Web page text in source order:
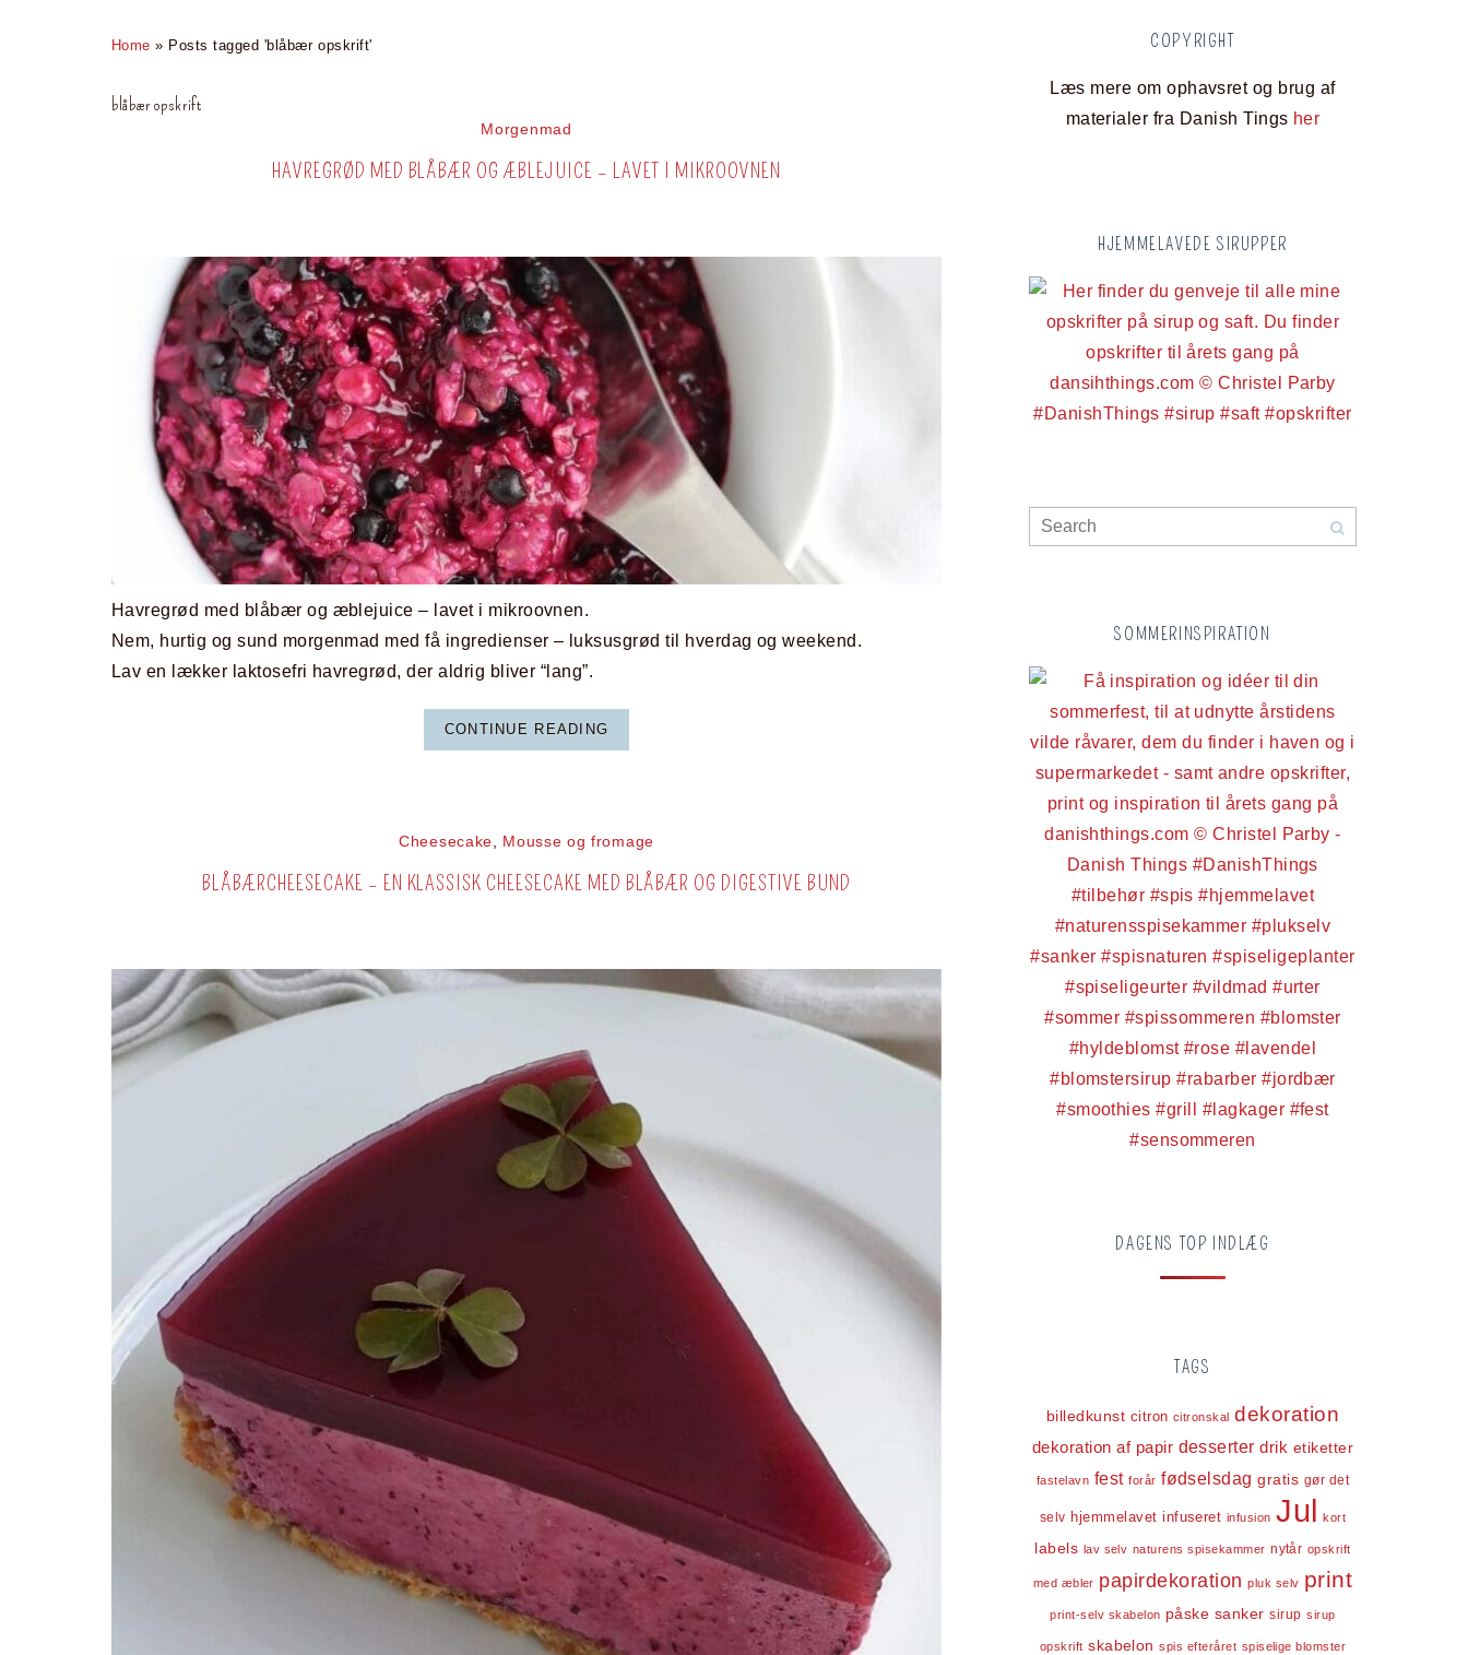
Home » Posts tagged 'blåbær opskrift'
blåbær opskrift
Morgenmad
HAVREGRØD MED BLÅBÆR OG ÆBLEJUICE – LAVET I MIKROOVNEN
Havregrød med blåbær og æblejuice – lavet i mikroovnen.
Nem, hurtig og sund morgenmad med få ingredienser – luksusgrød til hverdag og weekend.
Lav en lækker laktosefri havregrød, der aldrig bliver “lang”.
CONTINUE READING
Cheesecake, Mousse og fromage
BLÅBÆRCHEESECAKE – EN KLASSISK CHEESECAKE MED BLÅBÆR OG DIGESTIVE BUND
COPYRIGHT
Læs mere om ophavsret og brug af
materialer fra Danish Tings her
HJEMMELAVEDE SIRUPPER
SOMMERINSPIRATION
DAGENS TOP INDLÆG
TAGS
billedkunst citron citronskal dekoration
dekoration af papir desserter drik etiketter
fastelavn fest forår fødselsdag gratis gør det
selv hjemmelavet infuseret infusion Jul kort
labels lav selv naturens spisekammer nytår opskrift
med æbler papirdekoration pluk selv print
print-selv skabelon påske sanker sirup sirup
opskrift skabelon spis efteråret spiselige blomster